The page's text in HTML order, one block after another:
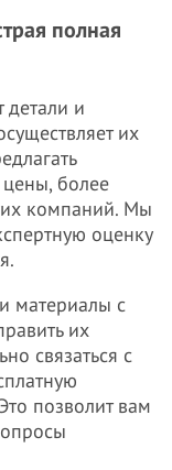
полная
детали и
их
более
компаний. Мы
оценку
материалы с
их
связаться с
позволит вам